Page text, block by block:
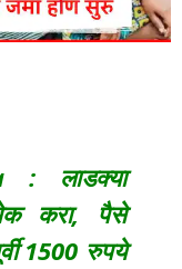
लाडक्या
करा, पैसे
1500 रुपये